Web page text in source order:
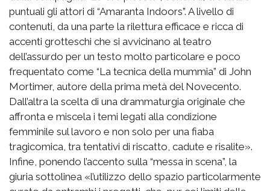
puntuali gli attori di “Amaranta Indoors”. A livello di
contenuti, da una parte la rilettura efficace e ricca di
accenti grotteschi che si avvicinano al teatro
dell’assurdo per un testo molto particolare e poco
frequentato come “La tecnica della mummia” di John
Mortimer, autore della prima metà del Novecento.
Dall’altra la scelta di una drammaturgia originale che
affronta e miscela i temi legati alla condizione
femminile sul lavoro e non solo per una fiaba
tragicomica, tra tentativi di riscatto, cadute e risalite».
Infine, ponendo l’accento sulla “messa in scena”, la
giuria sottolinea «l’utilizzo dello spazio particolarmente